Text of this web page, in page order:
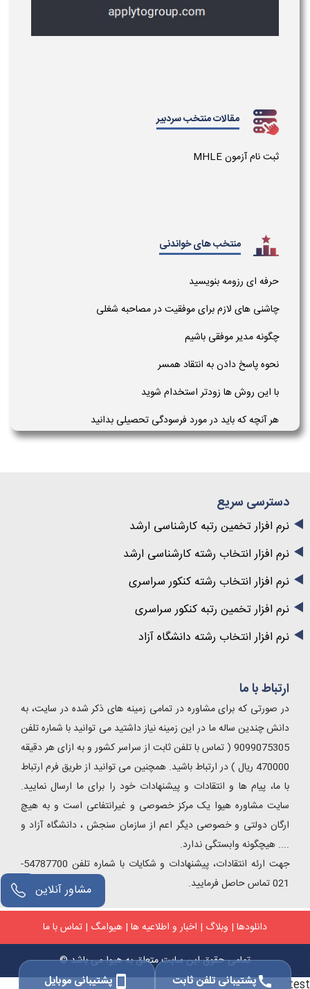
مقالات منتخب سردبیر
ثبت نام آزمون MHLE
منتخب های خواندنی
حرفه ای رزومه بنویسید
چاشنی های لازم برای موفقیت در مصاحبه شغلی
چگونه مدیر موفقی باشیم
نحوه پاسخ دادن به انتقاد همسر
با این روش ها زودتر استخدام شوید
هر آنچه که باید در مورد فرسودگی تحصیلی بدانید
دسترسی سریع
نرم افزار تخمین رتبه کارشناسی ارشد
نرم افزار انتخاب رشته کارشناسی ارشد
نرم افزار انتخاب رشته کنکور سراسری
نرم افزار تخمین رتبه کنکور سراسری
نرم افزار انتخاب رشته دانشگاه آزاد
ارتباط با ما
در صورتی که برای مشاوره در تمامی زمینه های ذکر شده در سایت، به
دانش چندین ساله ما در این زمینه نیاز داشتید می توانید با شماره تلفن
9099075305 ( تماس با تلفن ثابت از سراسر کشور و به ازای هر دقیقه
470000 ریال ) در ارتباط باشید. همچنین می توانید از طریق فرم ارتباط
با ما، پیام ها و انتقادات و پیشنهادات خود را برای ما ارسال نمایید.
سایت مشاوره هیوا یک مرکز خصوصی و غیرانتفاعی است و به هیچ
ارگان دولتی و خصوصی دیگر اعم از سازمان سنجش ، دانشگاه آزاد و
.... هیچگونه وابستگی ندارد.
جهت ارئه انتقادات، پیشنهادات و شکایات با شماره تلفن 54787700-
021 تماس حاصل فرمایید.
دانلودها | وبلاگ | اخبار و اطلاعیه ها | هیوامگ | تماس با ما
تمامی حقوق این سایت متعلق به هیوا می باشد ©
callپشتیبانی تلفن ثابت smartphoneپشتیبانی موبایل
مشاور آنلاین